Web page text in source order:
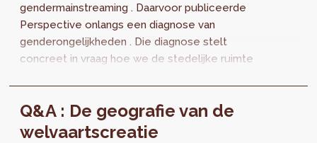
gendermainstreaming . Daarvoor publiceerde
Perspective onlangs een diagnose van
genderongelijkheden . Die diagnose stelt
concreet in vraag hoe we de stedelijke ruimte
Q&A : De geografie van de
welvaartscreatie